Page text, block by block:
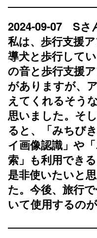
2024-09-07 Sさ
私は、歩行支援
導犬と歩行して
の音と歩行支援
がありますが、
えてくれるそう
思いました。そ
ると、「みちび
イ画像認識」や
索」も利用でき
是非使いたいと
た。今後、旅行
いて使用するの